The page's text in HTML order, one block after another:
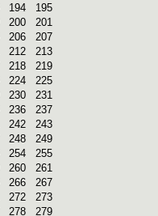
194
195
200
201
206
207
212
213
218
219
224
225
230
231
236
237
242
243
248
249
254
255
260
261
266
267
272
273
278
279